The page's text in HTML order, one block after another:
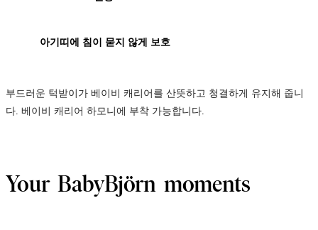
아기띠에 침이 묻지 않게 보호
부드러운 턱받이가 베이비 캐리어를 산뜻하고 청결하게 유지해 줍니
다. 베이비 캐리어 하모니에 부착 가능합니다.
Your BabyBjörn moments